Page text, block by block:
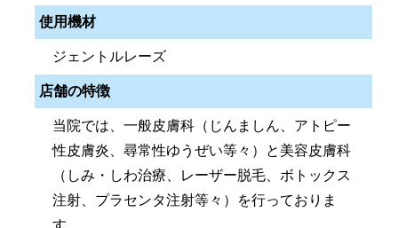
使用機材
ジェントルレーズ
店舗の特徴
当院では、一般皮膚科（じんましん、アトピー
性皮膚炎、尋常性ゆうぜい等々）と美容皮膚科
（しみ・しわ治療、レーザー脱毛、ボトックス
注射、プラセンタ注射等々）を行っておりま
す。